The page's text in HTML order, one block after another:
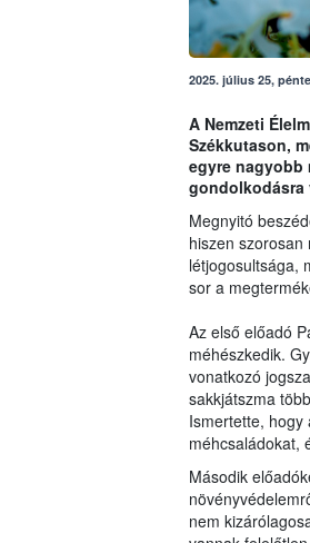
2025. július 25,
A Nemzeti
Székkutason,
egyre nagyobb
gondolkodásra
Megnyitó
hiszen
létjogosultsága,
sor a
Az első előadó
méhészkedik.
vonatkozó
sakkjátszma
Ismertette, hogy
méhcsaládokat,
Második
nem